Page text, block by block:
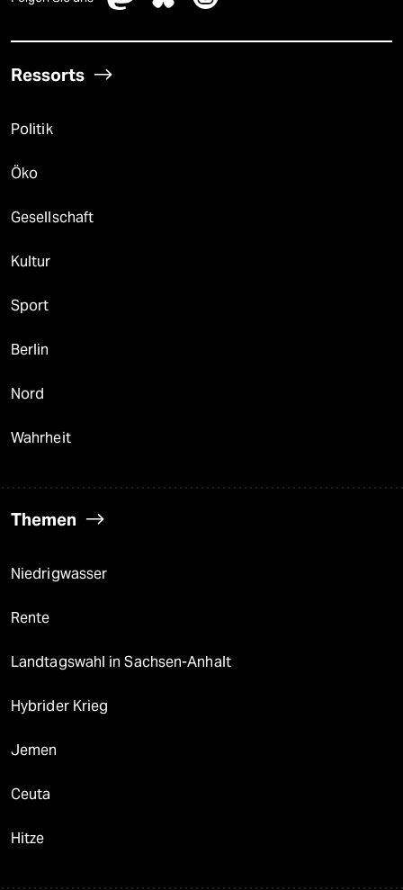
Ressorts
Politik
Öko
Gesellschaft
Kultur
Sport
Berlin
Nord
Wahrheit
Themen
Niedrigwasser
Rente
Landtagswahl in Sachsen-Anhalt
Hybrider Krieg
Jemen
Ceuta
Hitze